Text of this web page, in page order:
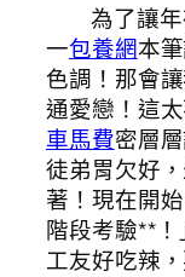
為了讓
一包養網本
色調！那會
通愛戀！這
車馬費密層
徒弟胃欠好
著！現在開
階段考驗**
工友好吃辣